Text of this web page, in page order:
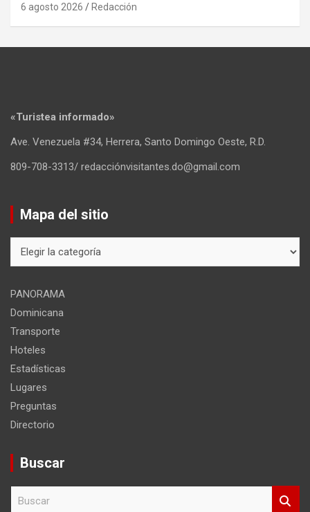
6 agosto 2026 Redacción
«Turistea informado»
Ave. Venezuela #34, Herrera, Santo Domingo Oeste, R.D.
809-708-3313/ redacciónvisitantes.do@gmail.com
Mapa del sitio
del
PANORAMA
Dominicana
Transporte
Hoteles
Estadísticas
Lugares
Preguntas
Directorio
Buscar